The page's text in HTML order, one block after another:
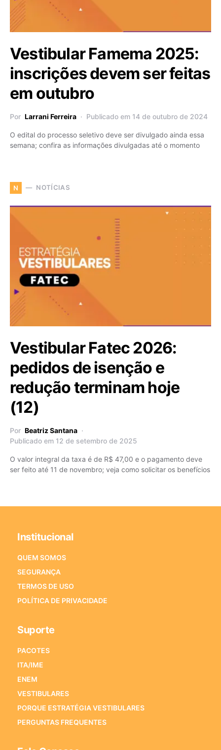
Vestibular Famema 2025:
inscrições devem ser feitas
em outubro
Por Larrani Ferreira Publicado em 14 de outubro de 2024
O edital do processo seletivo deve ser divulgado ainda essa
semana; confira as informações divulgadas até o momento
N NOTÍCIAS
Vestibular Fatec 2026:
pedidos de isenção e
redução terminam hoje
(12)
Por Beatriz Santana
Publicado em 12 de setembro de 2025
O valor integral da taxa é de R$ 47,00 e o pagamento deve
ser feito até 11 de novembro; veja como solicitar os benefícios
Institucional
QUEM SOMOS
SEGURANÇA
TERMOS DE USO
POLÍTICA DE PRIVACIDADE
Suporte
PACOTES
ITA/IME
ENEM
VESTIBULARES
PORQUE ESTRATÉGIA VESTIBULARES
PERGUNTAS FREQUENTES